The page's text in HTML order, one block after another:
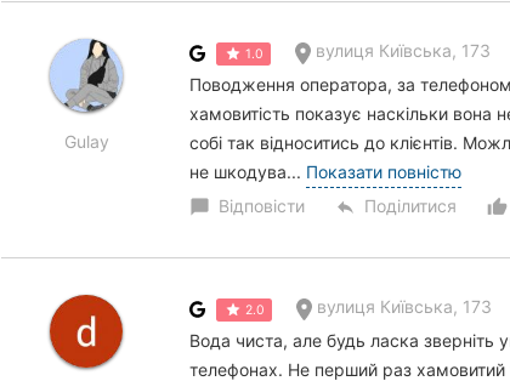
Gulay
1.0 вулиця Київська, 173
Поводження оператора, за
хамовитість показує наскільки
собі так відноситись до клієнтів.
не шкодува... Показати повністю
chat_bubble Відповісти reply Поділитися
2.0 вулиця Київська, 173
Вода чиста, але будь ласка зверніть
телефонах. Не перший раз хамовитий